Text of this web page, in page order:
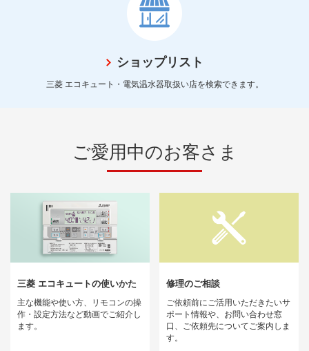
ショップリスト
三菱 エコキュート・電気温水器取扱い店を検索できます。
ご愛用中のお客さま
三菱 エコキュートの使いかた
主な機能や使い方、リモコンの操
作・設定方法など動画でご紹介し
ます。
修理のご相談
ご依頼前にご活用いただきたいサ
ポート情報や、お問い合わせ窓
口、ご依頼先についてご案内しま
す。